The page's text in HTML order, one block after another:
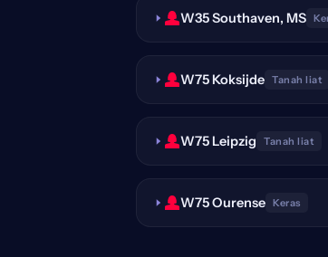
W35 Southaven, MS
W75 Koksijde Tanah liat
W75 Leipzig Tanah liat
W75 Ourense Keras